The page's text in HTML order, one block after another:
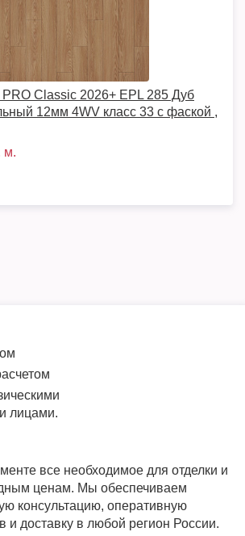
Classic 2026+ EPL 285 Дуб
12мм 4WV класс 33 с фаской ,
м.
лицами.
все необходимое для отделки и
ценам. Мы обеспечиваем
консультацию, оперативную
и доставку в любой регион России.